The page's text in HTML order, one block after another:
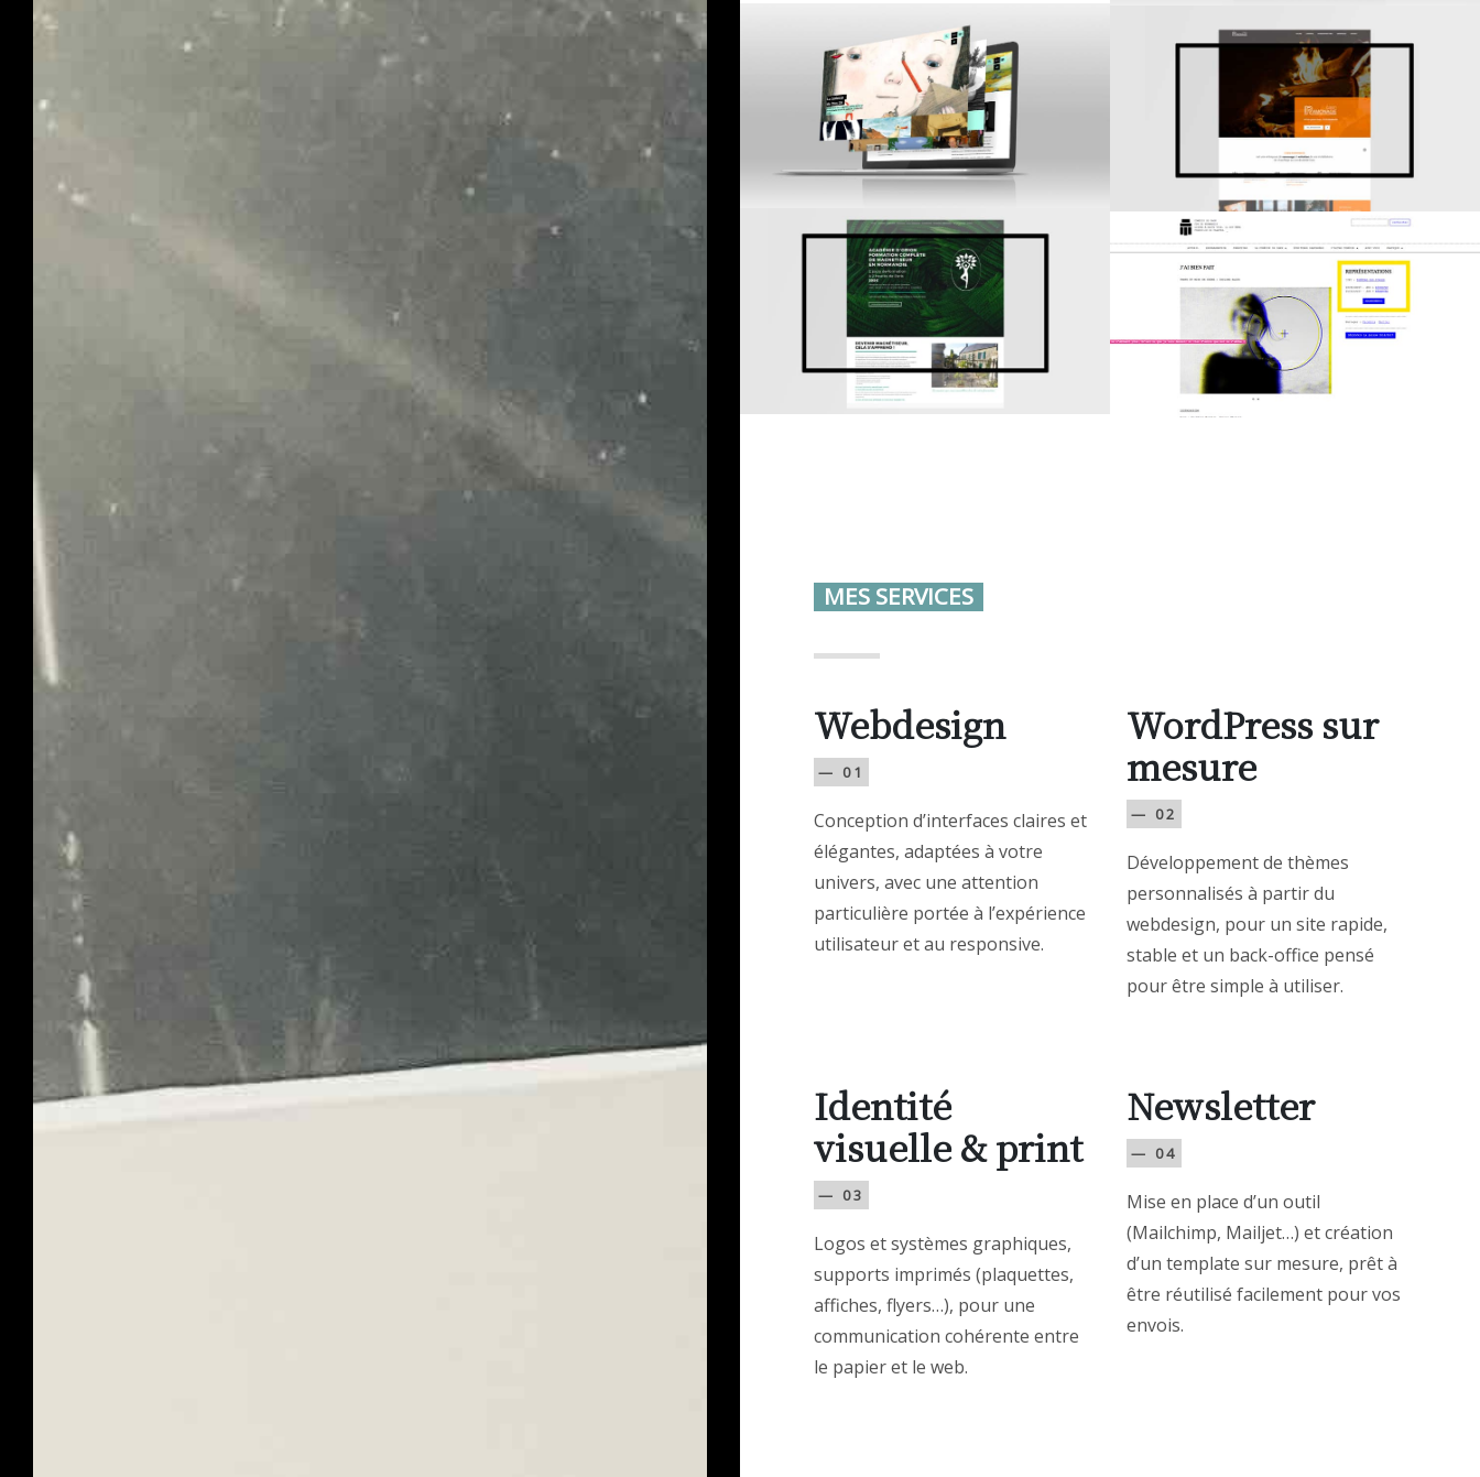
MES SERVICES
Webdesign
— 01
Conception d’interfaces claires et
élégantes, adaptées à votre
univers, avec une attention
particulière portée à l’expérience
utilisateur et au responsive.
WordPress sur
mesure
— 02
Développement de thèmes
personnalisés à partir du
webdesign, pour un site rapide,
stable et un back-office pensé
pour être simple à utiliser.
Identité
visuelle & print
— 03
Logos et systèmes graphiques,
supports imprimés (plaquettes,
affiches, flyers…), pour une
communication cohérente entre
le papier et le web.
Newsletter
— 04
Mise en place d’un outil
(Mailchimp, Mailjet…) et création
d’un template sur mesure, prêt à
être réutilisé facilement pour vos
envois.